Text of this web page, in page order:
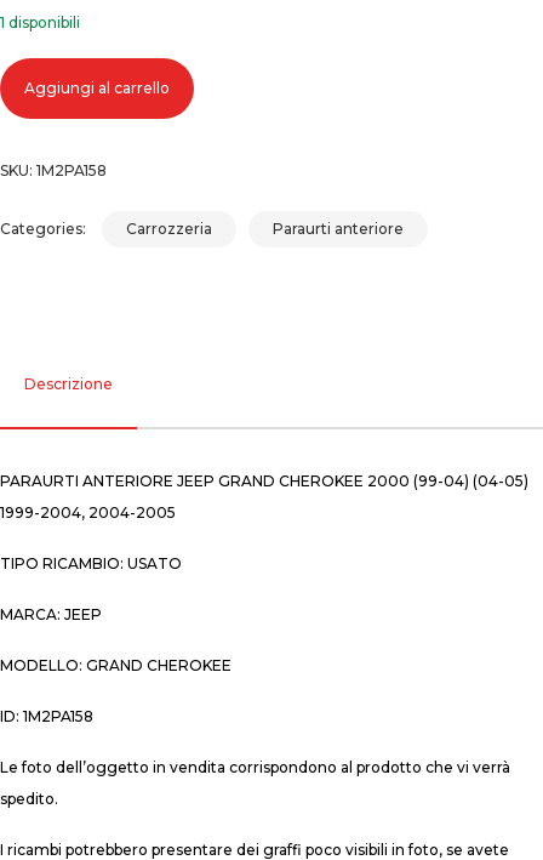
1 disponibili
Paraurti anteriore jeep grand cherokee 2000 (99-04) (04-05) 1999-2004,
2004-2005 quantità
Aggiungi al carrello
SKU: 1M2PA158
Categories: Carrozzeria Paraurti anteriore
Descrizione
PARAURTI ANTERIORE JEEP GRAND CHEROKEE 2000 (99-04) (04-05)
1999-2004, 2004-2005
TIPO RICAMBIO: USATO
MARCA: JEEP
MODELLO: GRAND CHEROKEE
ID: 1M2PA158
Le foto dell’oggetto in vendita corrispondono al prodotto che vi verrà
spedito.
I ricambi potrebbero presentare dei graffi poco visibili in foto, se avete